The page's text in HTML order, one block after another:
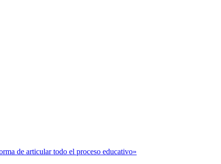
de articular todo el proceso educativo»